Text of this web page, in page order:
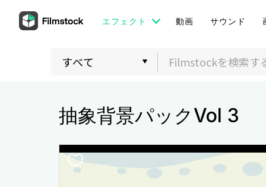
エフェクト 動画 サウンド
抽象背景パックVol 3